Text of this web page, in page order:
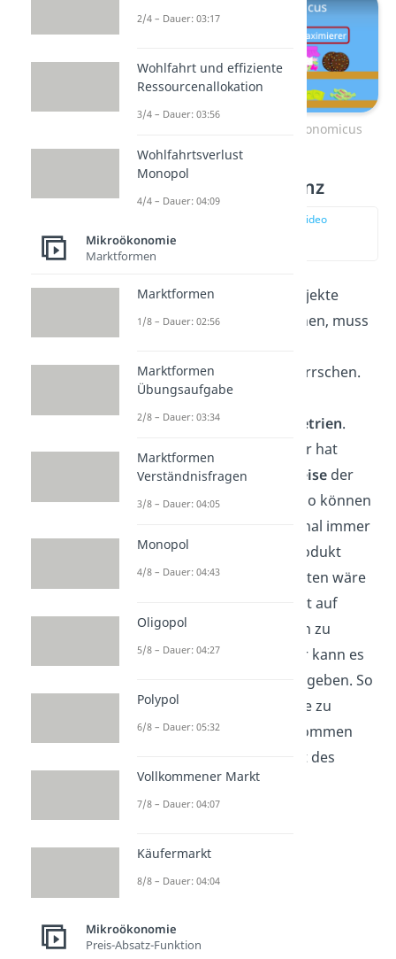
Zum Video: Homo oeconomicus
Markttransparenz
zur Stelle im Video
Damit Wirtschaftssubjekte
rational handeln können, muss
Markttransparenz
herrschen.
Es gibt also
Informationsasymmetrien.
Jeder Marktteilnehmer hat
Kenntnis über die Preise der
angebotenen Güter. So können
sich Nachfrager rational immer
für das günstigste Produkt
entscheiden. Am ehesten wäre
dies in der Wirklichkeit auf
Vergleichsplattformen zu
finden. Aber auch hier kann es
Wissensunterschiede geben. So
kann es beispielsweise zu
versteckten Kosten kommen
oder aber die Qualität des
Produkts ist nicht
erwartungsgemäß.
2/4 – Dauer: 03:17
Wohlfahrt und effiziente
Ressourcenallokation
3/4 – Dauer: 03:56
Wohlfahrtsverlust
Monopol
4/4 – Dauer: 04:09
Mikroökonomie
Marktformen
Marktformen
1/8 – Dauer: 02:56
Marktformen
Übungsaufgabe
2/8 – Dauer: 03:34
Marktformen
Verständnisfragen
3/8 – Dauer: 04:05
Monopol
4/8 – Dauer: 04:43
Oligopol
5/8 – Dauer: 04:27
Polypol
6/8 – Dauer: 05:32
Vollkommener Markt
7/8 – Dauer: 04:07
Käufermarkt
8/8 – Dauer: 04:04
Mikroökonomie
Preis-Absatz-Funktion